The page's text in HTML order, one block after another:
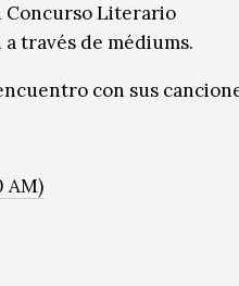
Concurso Literario
través de médiums.
con sus
AM)